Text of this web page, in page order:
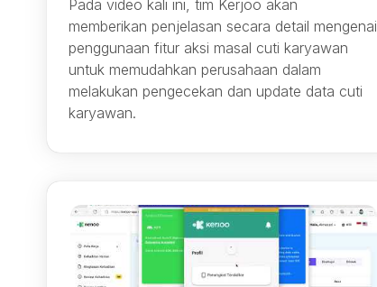
Pada video kali ini, tim Kerjoo akan
memberikan penjelasan secara detail mengenai
penggunaan fitur aksi masal cuti karyawan
untuk memudahkan perusahaan dalam
melakukan pengecekan dan update data cuti
karyawan.